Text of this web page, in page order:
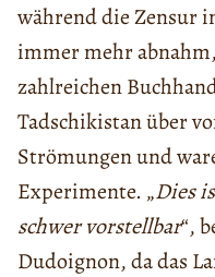
während die Zensur
immer mehr
zahlreichen
Tadschikistan über
Strömungen und
Experimente. „Dies
schwer vorstellbar“,
Dudoignon, da das